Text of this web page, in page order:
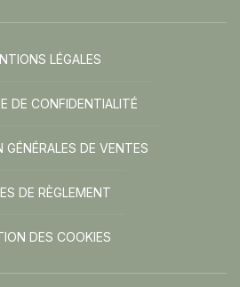
LÉGALES
DE CONFIDENTIALITÉ
GÉNÉRALES DE VENTES
DE RÈGLEMENT
DES COOKIES